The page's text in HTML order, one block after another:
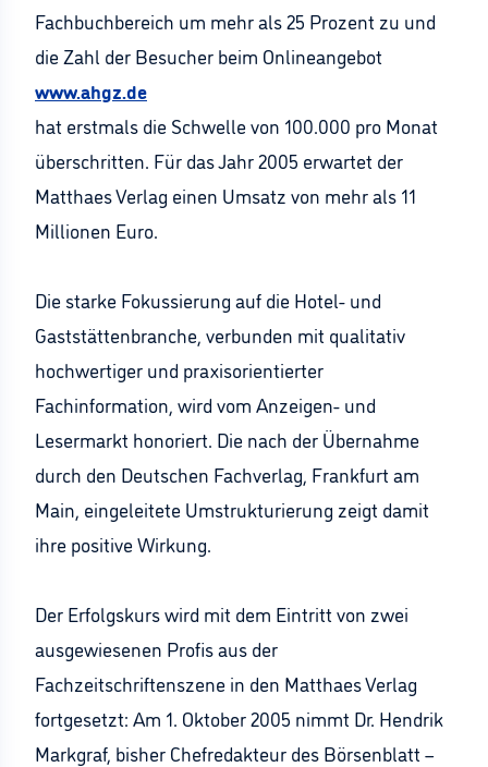
Fachbuchbereich um mehr als 25 Prozent zu und
die Zahl der Besucher beim Onlineangebot
www.ahgz.de
hat erstmals die Schwelle von 100.000 pro Monat
überschritten. Für das Jahr 2005 erwartet der
Matthaes Verlag einen Umsatz von mehr als 11
Millionen Euro.
Die starke Fokussierung auf die Hotel- und
Gaststättenbranche, verbunden mit qualitativ
hochwertiger und praxisorientierter
Fachinformation, wird vom Anzeigen- und
Lesermarkt honoriert. Die nach der Übernahme
durch den Deutschen Fachverlag, Frankfurt am
Main, eingeleitete Umstrukturierung zeigt damit
ihre positive Wirkung.
Der Erfolgskurs wird mit dem Eintritt von zwei
ausgewiesenen Profis aus der
Fachzeitschriftenszene in den Matthaes Verlag
fortgesetzt: Am 1. Oktober 2005 nimmt Dr. Hendrik
Markgraf, bisher Chefredakteur des Börsenblatt –